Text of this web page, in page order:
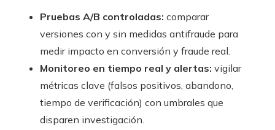
Pruebas A/B controladas: comparar
versiones con y sin medidas antifraude para
medir impacto en conversión y fraude real.
Monitoreo en tiempo real y alertas: vigilar
métricas clave (falsos positivos, abandono,
tiempo de verificación) con umbrales que
disparen investigación.